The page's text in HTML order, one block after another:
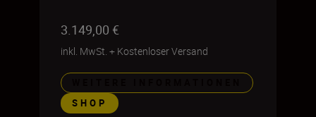
3.149,00 €
inkl. MwSt. + Kostenloser Versand
SHOP